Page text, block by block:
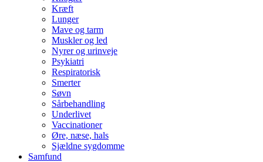
Kræft
Lunger
Mave og tarm
Muskler og led
Nyrer og urinveje
Psykiatri
Respiratorisk
Smerter
Søvn
Sårbehandling
Underlivet
Vaccinationer
Øre, næse, hals
Sjældne sygdomme
Samfund